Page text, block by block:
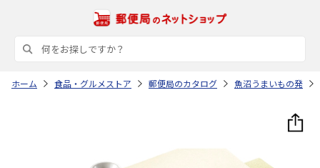
ホーム 食品・グルメストア 郵便局のカタログ 魚沼うまいもの発